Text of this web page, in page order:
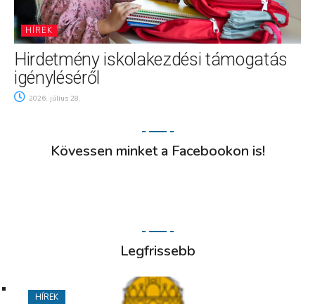
HÍREK
Hirdetmény iskolakezdési támogatás
igényléséről
2026. július 28.
Kövessen minket a Facebookon is!
Legfrissebb
HÍREK